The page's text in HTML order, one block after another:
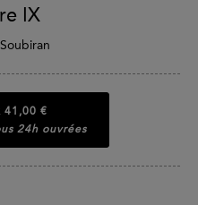
IX
41,00 €
24h ouvrées